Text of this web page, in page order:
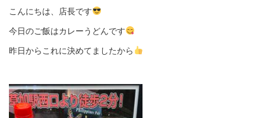
こんにちは、店長です
今日のご飯はカレーうどんです
昨日からこれに決めてましたから